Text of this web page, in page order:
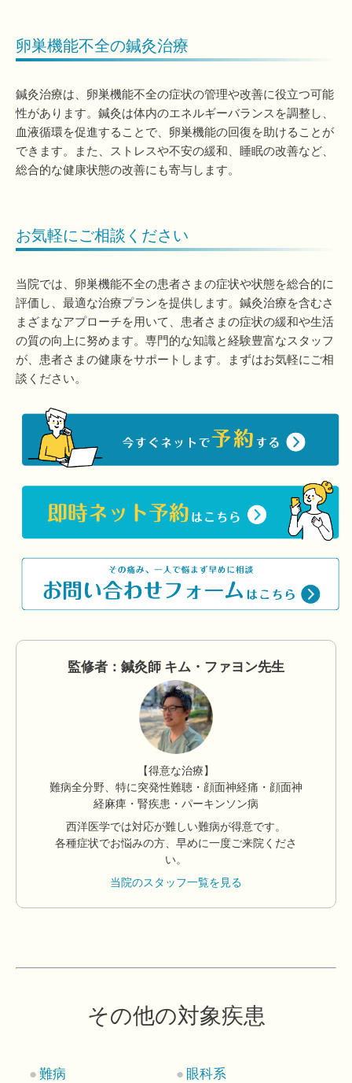
卵巣機能不全の鍼灸治療
鍼灸治療は、卵巣機能不全の症状の管理や改善に役立つ可能
性があります。鍼灸は体内のエネルギーバランスを調整し、
血液循環を促進することで、卵巣機能の回復を助けることが
できます。また、ストレスや不安の緩和、睡眠の改善など、
総合的な健康状態の改善にも寄与します。
お気軽にご相談ください
当院では、卵巣機能不全の患者さまの症状や状態を総合的に
評価し、最適な治療プランを提供します。鍼灸治療を含むさ
まざまなアプローチを用いて、患者さまの症状の緩和や生活
の質の向上に努めます。専門的な知識と経験豊富なスタッフ
が、患者さまの健康をサポートします。まずはお気軽にご相
談ください。
監修者：鍼灸師 キム・ファヨン先生
【得意な治療】
難病全分野、特に突発性難聴・顔面神経痛・顔面神
経麻痺・腎疾患・パーキンソン病
西洋医学では対応が難しい難病が得意です。
各種症状でお悩みの方、早めに一度ご来院くださ
い。
当院のスタッフ一覧を見る
その他の対象疾患
難病
眼科系